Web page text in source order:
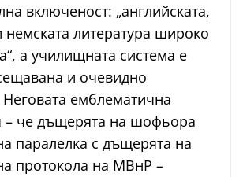
включеност: „английската,
немската литература широко
а училищната система е
и очевидно
Неговата емблематична
– че дъщерята на шофьора
паралелка с дъщерята на
протокола на МВнР –